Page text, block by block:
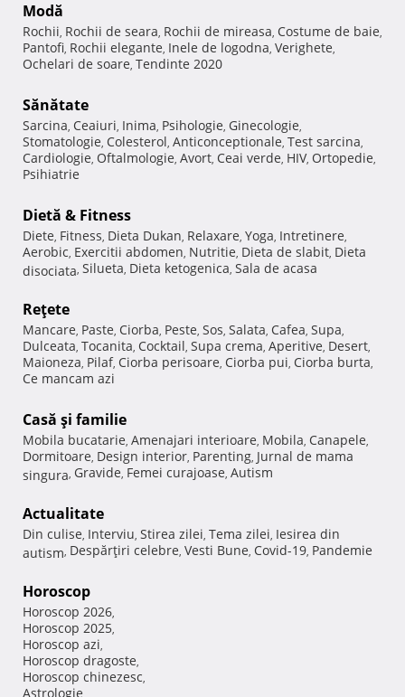
Modă
Rochii, Rochii de seara, Rochii de mireasa, Costume de baie,
Pantofi, Rochii elegante, Inele de logodna, Verighete,
Ochelari de soare, Tendinte 2020
Sănătate
Sarcina, Ceaiuri, Inima, Psihologie, Ginecologie,
Stomatologie, Colesterol, Anticonceptionale, Test sarcina,
Cardiologie, Oftalmologie, Avort, Ceai verde, HIV, Ortopedie,
Psihiatrie
Dietă & Fitness
Diete, Fitness, Dieta Dukan, Relaxare, Yoga, Intretinere,
Aerobic, Exercitii abdomen, Nutritie, Dieta de slabit, Dieta
disociata, Silueta, Dieta ketogenica, Sala de acasa
Reţete
Mancare, Paste, Ciorba, Peste, Sos, Salata, Cafea, Supa,
Dulceata, Tocanita, Cocktail, Supa crema, Aperitive, Desert,
Maioneza, Pilaf, Ciorba perisoare, Ciorba pui, Ciorba burta,
Ce mancam azi
Casă şi familie
Mobila bucatarie, Amenajari interioare, Mobila, Canapele,
Dormitoare, Design interior, Parenting, Jurnal de mama
singura, Gravide, Femei curajoase, Autism
Actualitate
Din culise, Interviu, Stirea zilei, Tema zilei, Iesirea din
autism, Despărţiri celebre, Vesti Bune, Covid-19, Pandemie
Horoscop
Horoscop 2026,
Horoscop 2025,
Horoscop azi,
Horoscop dragoste,
Horoscop chinezesc,
Astrologie